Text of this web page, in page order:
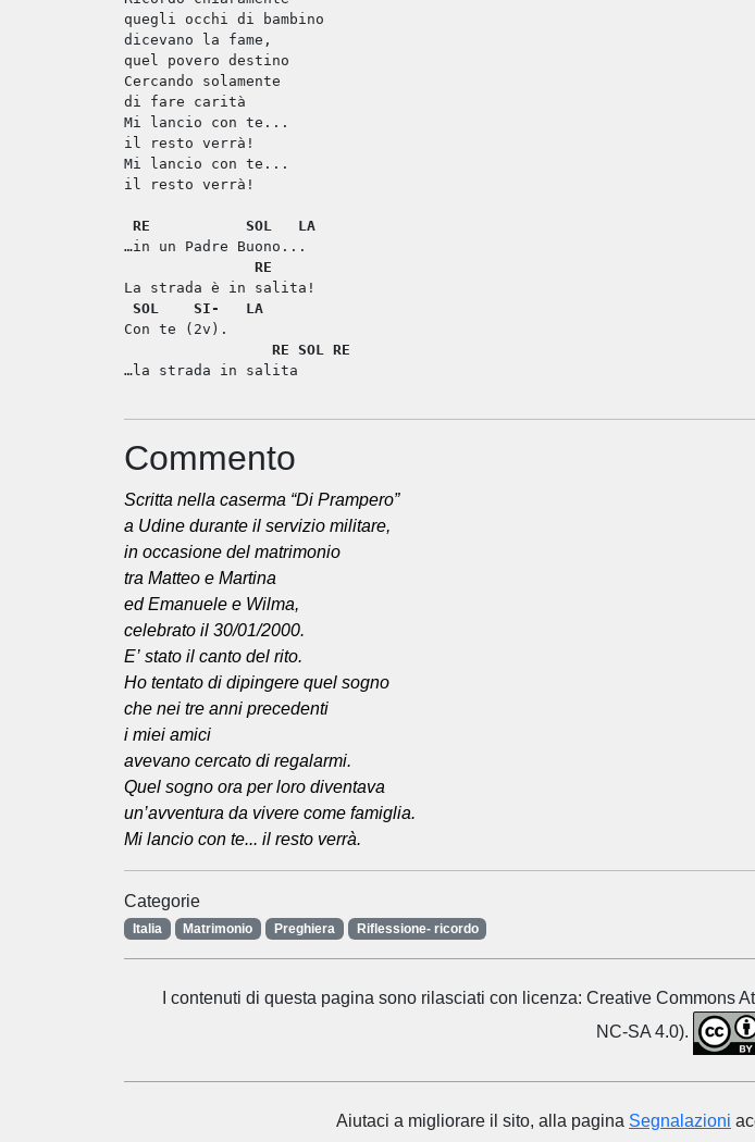
quegli occhi di bambino
dicevano la fame,
quel povero destino
Cercando solamente
di fare carità
Mi lancio con te...
il resto verrà!
Mi lancio con te...
il resto verrà!
RE SOL
LA
…in un Padre Buono...
RE
La strada è in salita!
SOL
SI-
LA
Con te (2v).
RE SOL RE
…la strada in salita
Commento
Scritta nella caserma “Di Prampero”
a Udine durante il servizio militare,
in occasione del matrimonio
tra Matteo e Martina
ed Emanuele e Wilma,
celebrato il 30/01/2000.
E’ stato il canto del rito.
Ho tentato di dipingere quel sogno
che nei tre anni precedenti
i miei amici
avevano cercato di regalarmi.
Quel sogno ora per loro diventava
un’avventura da vivere come famiglia.
Mi lancio con te... il resto verrà.
Categorie
Italia Matrimonio Preghiera Riflessione- ricordo
I contenuti di questa pagina sono rilasciati con licenza: Creative Commons
NC-SA 4.0).
Aiutaci a migliorare il sito, alla pagina Segnalazioni